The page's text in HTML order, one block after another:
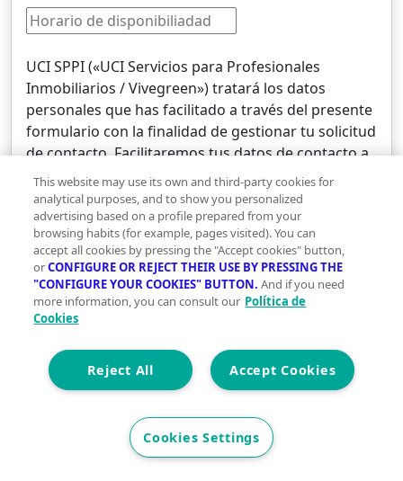
UCI SPPI («UCI Servicios para Profesionales
Inmobiliarios / Vivegreen») tratará los datos
personales que has facilitado a través del presente
formulario con la finalidad de gestionar tu solicitud
de contacto. Facilitaremos tus datos de contacto a
Inmobiliaria El Porvenir, legitimado por el
consentimiento otorgado mediante la remisión del
mismo. Puedes obtener más información sobre el
tratamiento de tus datos personales, y cómo
ejercitar tus derechos, consultando nuestra
Política de Privacidad.
Usuarios
He leído y acepto lasCondiciones de Uso para
This website may use its own and third-party cookies for
analytical purposes, and to show you personalized
advertising based on a profile prepared from your
browsing habits (for example, pages visited). You can
accept all cookies by pressing the "Accept cookies" button,
orCONFIGURE OR REJECT THEIR USE BY PRESSING THE
"CONFIGURE YOUR COOKIES" BUTTON. And if you need
more information, you can consult our Política de
Cookies
Accept Cookies
Reject All
Cookies Settings